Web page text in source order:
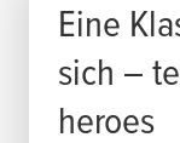
Eine
sich –
heroes